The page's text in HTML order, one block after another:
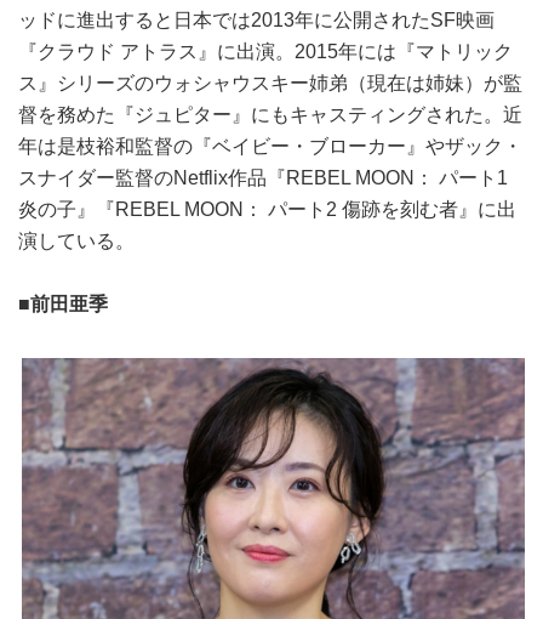
ッドに進出すると日本では2013年に公開されたSF映画
『クラウド アトラス』に出演。2015年には『マトリック
ス』シリーズのウォシャウスキー姉弟（現在は姉妹）が監
督を務めた『ジュピター』にもキャスティングされた。近
年は是枝裕和監督の『ベイビー・ブローカー』やザック・
スナイダー監督のNetflix作品『REBEL MOON： パート1
炎の子』『REBEL MOON： パート2 傷跡を刻む者』に出
演している。
■前田亜季